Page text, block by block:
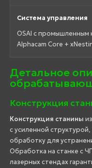
Система управления
OSAI с промышленным
Alphacam Core +
Детальное
Конструкция
Конструкция станины
с усиленной
обработку для
Обработка на станке с
лазерных стендах